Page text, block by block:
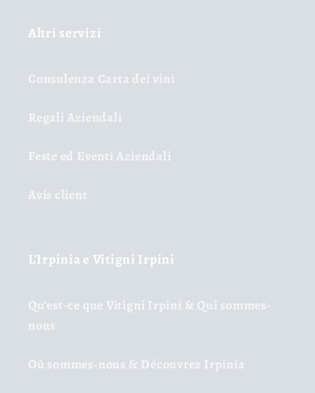
Altri servizi
Consulenza Carta dei vini
Regali Aziendali
Feste ed Eventi Aziendali
Avis client
L'Irpinia e Vitigni Irpini
Qu'est-ce que Vitigni Irpini & Qui sommes-
nous
Où sommes-nous & Découvrez Irpinia